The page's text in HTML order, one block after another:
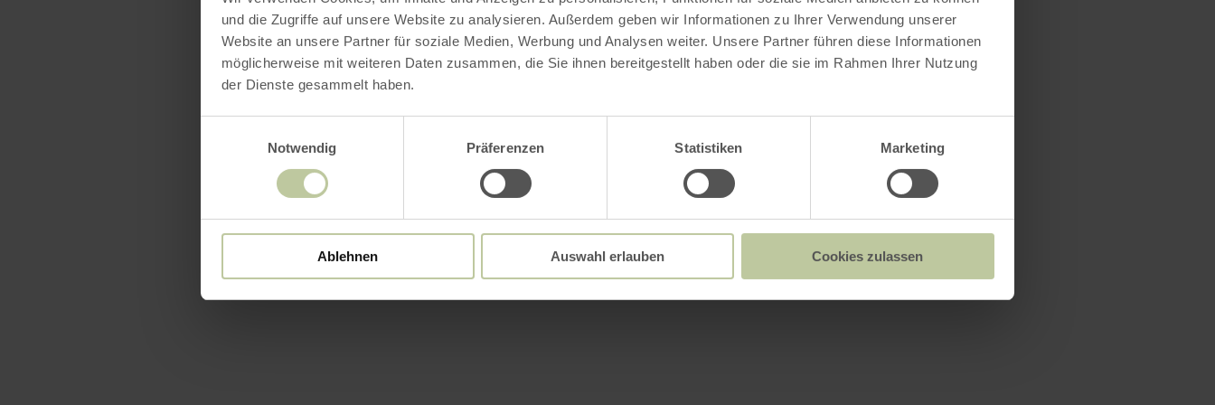
und die Zugriffe auf unsere Website zu analysieren. Außerdem geben wir Informationen zu Ihrer Verwendung unserer
Website an unsere Partner für soziale Medien, Werbung und Analysen weiter. Unsere Partner führen diese Informationen
möglicherweise mit weiteren Daten zusammen, die Sie ihnen bereitgestellt haben oder die sie im Rahmen Ihrer Nutzung
der Dienste gesammelt haben.
Notwendig
Präferenzen Statistiken Marketing
Ablehnen Auswahl erlauben Cookies zulassen